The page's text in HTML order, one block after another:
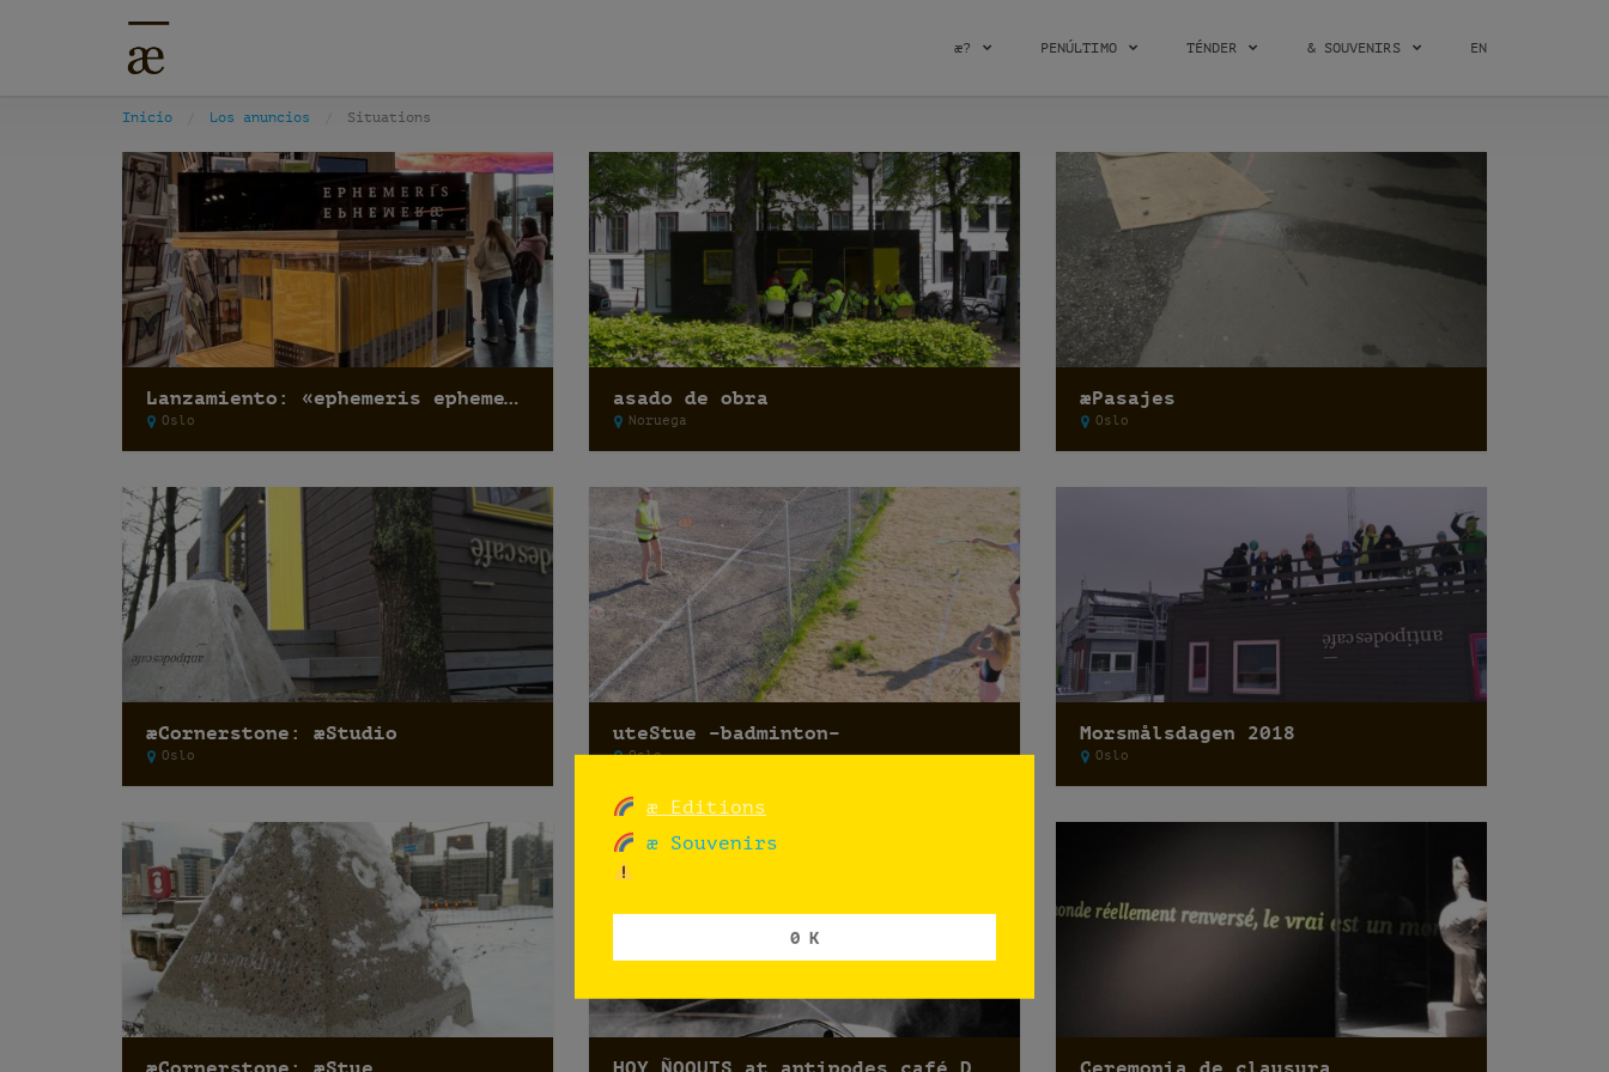
æ? PENÚLTIMO TÉNDER & SOUVENIRS EN
Inicio Los anuncios Situations
Lanzamiento: «ephemeris ephemeræ»
Oslo
asado de obra
Noruega
æPasajes
Oslo
æCornerstone: æStudio
Oslo
uteStue –badminton–
Oslo
Morsmålsdagen 2018
Oslo
æ Editions
æ Souvenirs
0 K